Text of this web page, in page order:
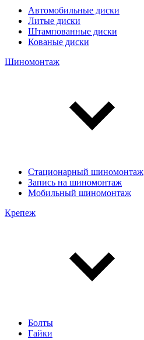
Автомобильные диски
Литые диски
Штампованные диски
Кованые диски
Шиномонтаж
Стационарный шиномонтаж
Запись на шиномонтаж
Мобильный шиномонтаж
Крепеж
Болты
Гайки